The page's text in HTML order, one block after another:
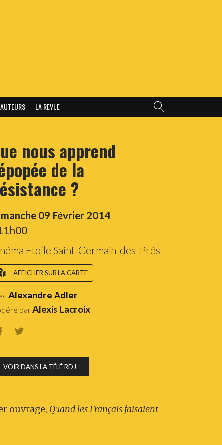
AUTEURS LA REVUE
nous apprend
de la
?
09 Février 2014
Etoile Saint-Germain-des-Prés
AFFICHER SUR LA CARTE
Alexandre Adler
parAlexis Lacroix

VOIR DANS LA TÉLÉ RDJ
ouvrage, Quand les Français faisaient